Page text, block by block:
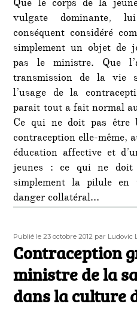
Que le corps de la
vulgate dominante,
conséquent considéré
simplement un objet de
pas le ministre. Que
transmission de la vie
l’usage de la
parait tout a fait normal
Ce qui ne doit pas être
contraception elle-même,
éducation affective et
jeunes : ce qui ne doit
simplement la pilule en
danger collatéral…
Publié
le
Publié le 23 octobre 2012 Auteur
par Ludovic
Contraception
ministre de la
dans la culture